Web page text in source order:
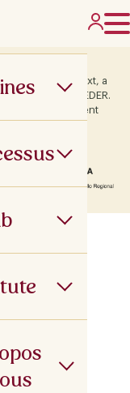
ICEX Next, a
européen FEDER.
au développement
environnement.